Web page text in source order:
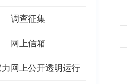
调查征集
网上信箱
网上公开透明运行